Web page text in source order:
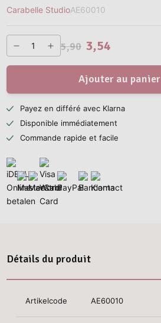
Carabelle StudioAE60010
5,90 3,54
Ajouter au panier
Payez en différé avec Klarna
Disponible immédiatement
Commande rapide et facile
Détails du produit
Artikelcode AE60010